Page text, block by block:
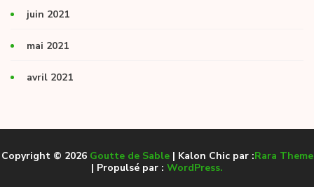
juin 2021
mai 2021
avril 2021
Copyright © 2026 Goutte de Sable| Kalon Chic par :Rara Theme
| Propulsé par : WordPress.